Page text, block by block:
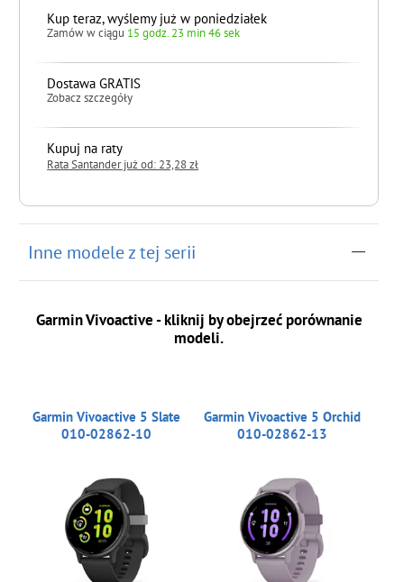
Kup teraz, wyślemy już w poniedziałek
Zamów w ciągu 15 godz. 23 min 45 sek
Dostawa GRATIS
Zobacz szczegóły
Kupuj na raty
Rata Santander już od: 23,28 zł
Inne modele z tej serii
Garmin Vivoactive - kliknij by obejrzeć porównanie
modeli.
Garmin Vivoactive 5 Slate
010-02862-10
Garmin Vivoactive 5 Orchid
010-02862-13